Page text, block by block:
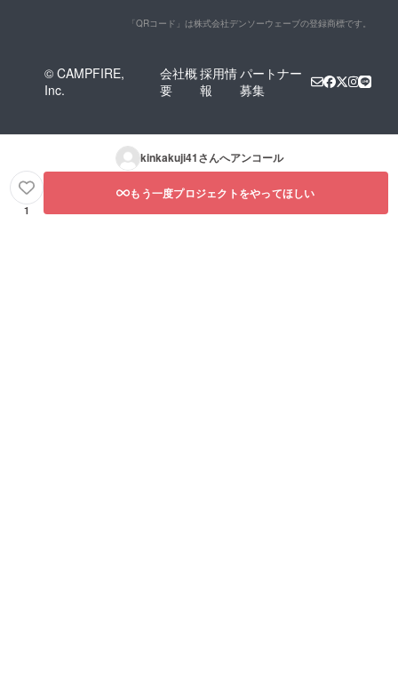
「QRコード」は株式会社デンソーウェーブの登録商標です。
© CAMPFIRE,
Inc.
会社概
要
採用情
報
パートナー
募集
kinkakuji41さんへアンコール
1
もう一度プロジェクトをやってほしい